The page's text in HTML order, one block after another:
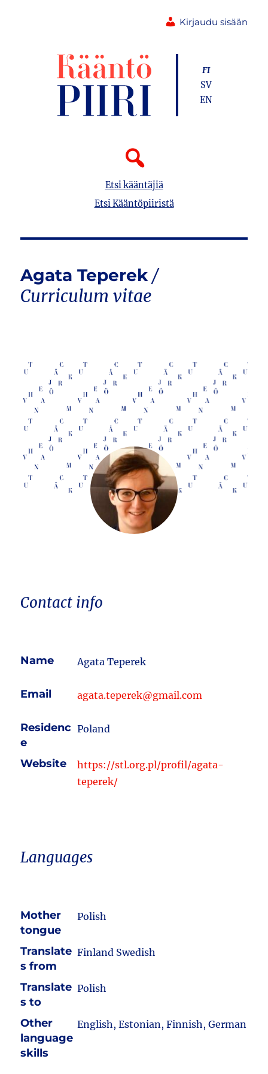
Kirjaudu sisään
Etsi kääntäjiä
Etsi Kääntöpiiristä
FI
SV
EN
Agata Teperek
Contact info
Name Agata Teperek
Email agata.teperek@gmail.com
Residenc
e
Poland
Website
https://stl.org.pl/profil/agata-
teperek/
Languages
Mother
tongue
Polish
Translate
s from
Finland Swedish
Translate
s to
Polish
Other
language
skills
English, Estonian, Finnish, German